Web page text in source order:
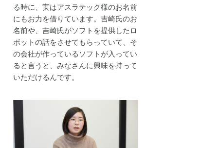
る時に、実はアスラテック様のお名前
にもお力を借りています。吉崎氏のお
名前や、吉崎氏がソフトを提供したロ
ボットの話をさせてもらっていて、そ
の会社が作っているソフトが入ってい
ると言うと、みなさんに興味を持って
いただけるんです。